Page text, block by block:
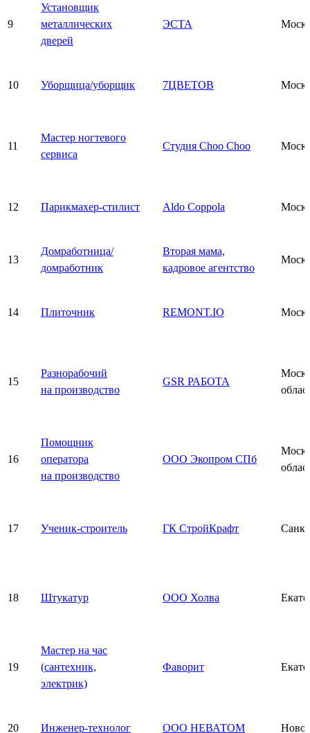
9
Установщик
металлических
дверей
ЭСТА
10 Уборщица/уборщик 7ЦВЕТОВ
11
Мастер ногтевого
сервиса
Студия Choo Choo
12 Парикмахер-стилист Aldo Coppola
13
Домработница/
домработник
Вторая мама,
кадровое агентство
14 Плиточник REMONT.IO
15
Разнорабочий
на производство
GSR РАБОТА
16
Помощник
оператора
на производство
ООО Экопром СПб
17 Ученик-строитель ГК СтройКрафт
18 Штукатур ООО Холва
19
Мастер на час
(сантехник,
электрик)
Фаворит
20 Инженер-технолог ООО НЕВАТОМ